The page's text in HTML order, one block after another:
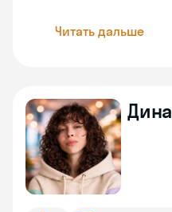
Читать дальше
Дина